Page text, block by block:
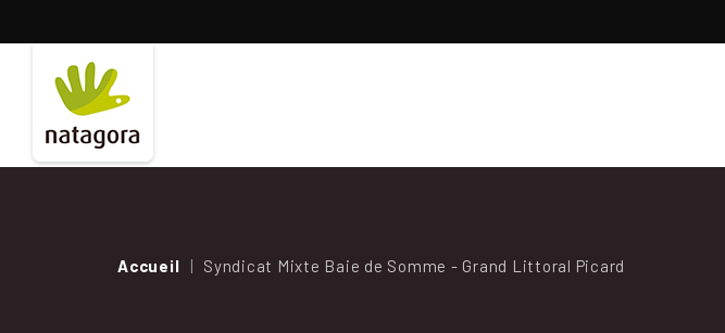
principal
Accueil Syndicat Mixte Baie de Somme - Grand Littoral Picard